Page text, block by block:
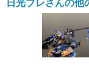
日光ブレさんの他